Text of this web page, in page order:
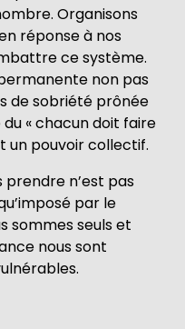
Organisons
réponse à nos
ce système.
non pas
de sobriété prônée
« chacun doit faire
un pouvoir collectif.
prendre n’est pas
par le
sommes seuls et
nous sont